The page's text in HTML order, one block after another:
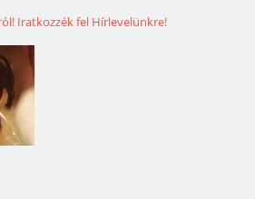
Iratkozzék fel Hírlevelünkre!